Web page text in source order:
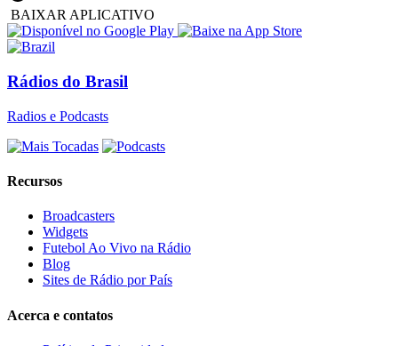
BAIXAR APLICATIVO
Rádios do Brasil
Radios e Podcasts
Recursos
Broadcasters
Widgets
Futebol Ao Vivo na Rádio
Blog
Sites de Rádio por País
Acerca e contatos